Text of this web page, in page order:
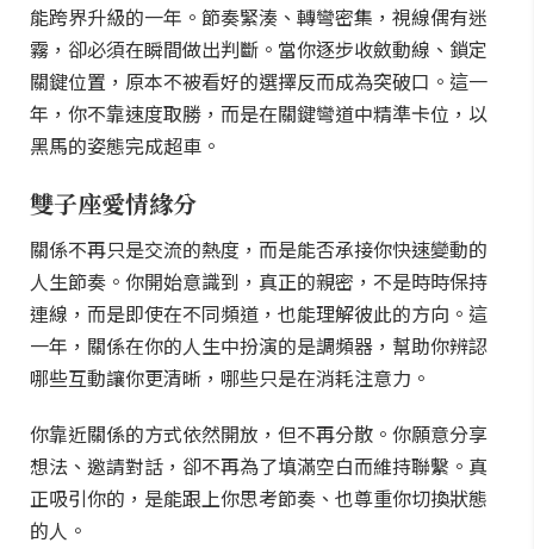
能跨界升級的一年。節奏緊湊、轉彎密集，視線偶有迷
霧，卻必須在瞬間做出判斷。當你逐步收斂動線、鎖定
關鍵位置，原本不被看好的選擇反而成為突破口。這一
年，你不靠速度取勝，而是在關鍵彎道中精準卡位，以
黑馬的姿態完成超車。
雙子座愛情緣分
關係不再只是交流的熱度，而是能否承接你快速變動的
人生節奏。你開始意識到，真正的親密，不是時時保持
連線，而是即使在不同頻道，也能理解彼此的方向。這
一年，關係在你的人生中扮演的是調頻器，幫助你辨認
哪些互動讓你更清晰，哪些只是在消耗注意力。
你靠近關係的方式依然開放，但不再分散。你願意分享
想法、邀請對話，卻不再為了填滿空白而維持聯繫。真
正吸引你的，是能跟上你思考節奏、也尊重你切換狀態
的人。